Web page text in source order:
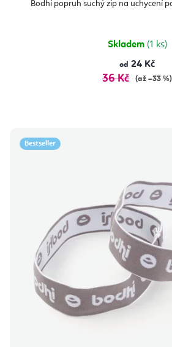
Bodhi popruh suchý zip na uchycení
Skladem (1 ks)
od 24 Kč
36 Kč (až –33 %)
Bestseller